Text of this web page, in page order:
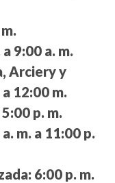
9:00 a. m.
Arciery y
12:00 m.
p. m.
m. a 11:00 p.
6:00 p. m.